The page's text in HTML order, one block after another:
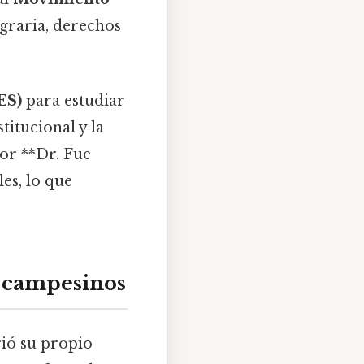
derechos
para estudiar
y la
**Dr. Fue
lo que
su propio